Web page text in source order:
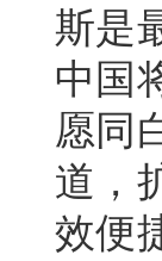
斯是
中国
愿同
道，
效便